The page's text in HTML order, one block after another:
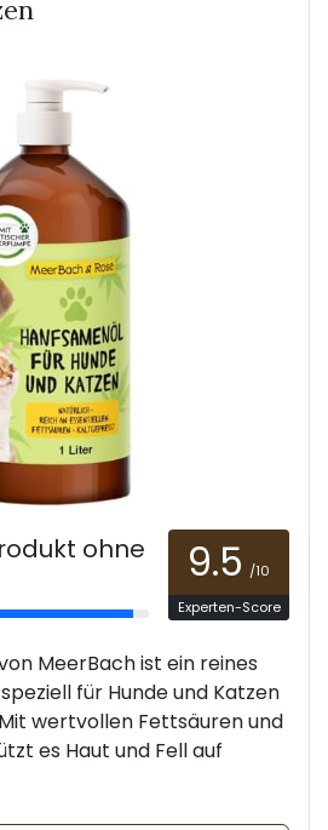
ohne
9.5 /10
Experten-Score
MeerBach ist ein reines
für Hunde und Katzen
wertvollen Fettsäuren und
es Haut und Fell auf